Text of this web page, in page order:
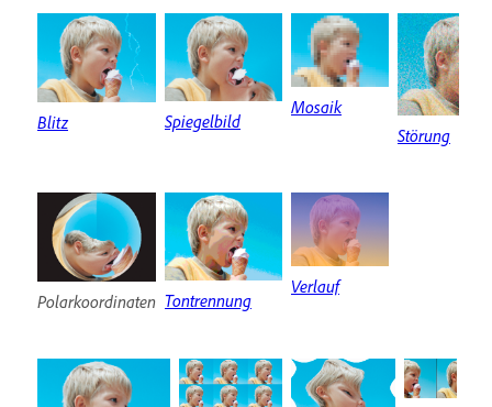
Blitz Spiegelbild
Mosaik
Störung
Polarkoordinaten Tontrennung
Verlauf